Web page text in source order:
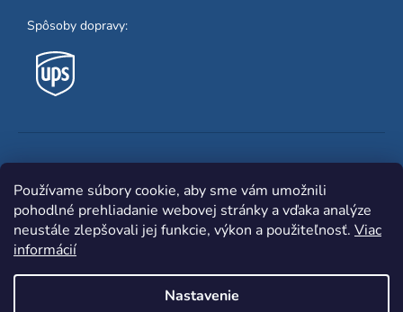
Používame súbory cookie, aby sme vám umožnili
pohodlné prehliadanie webovej stránky a vďaka analýze
neustále zlepšovali jej funkcie, výkon a použiteľnosť. Viac
informácií
Nastavenie
Spôsoby dopravy:
Shoptet |mime digital